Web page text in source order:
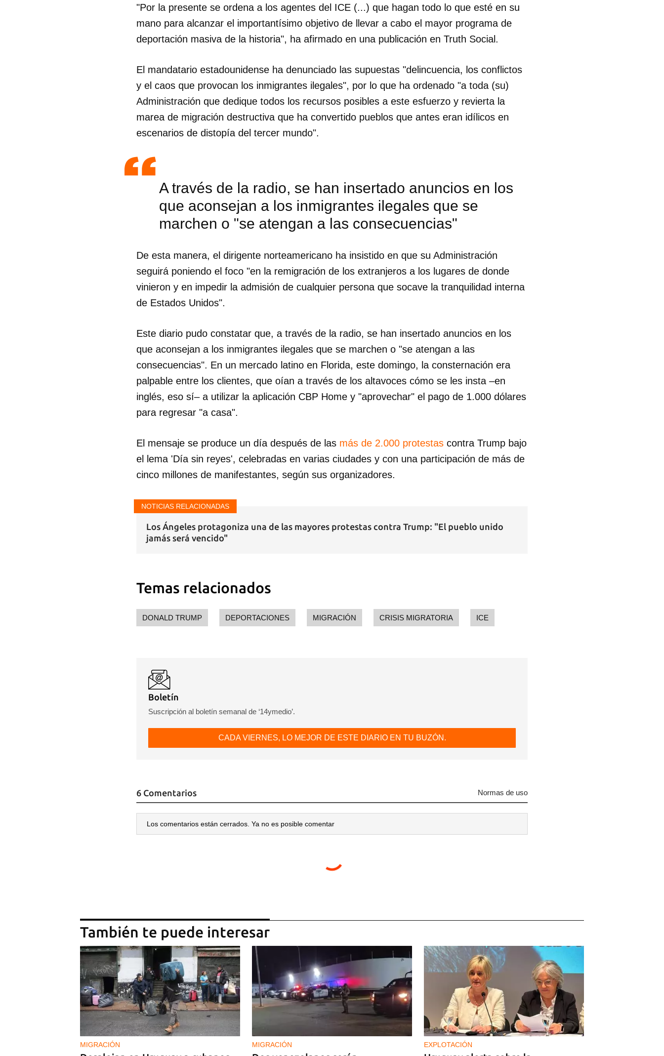
Para poder guardar como favorito, primero has de iniciar sesión con tu
cuenta de 14ymedio.
"Por la presente se ordena a los agentes del ICE (...) que hagan todo lo que esté en su
mano para alcanzar el importantísimo objetivo de llevar a cabo el mayor programa de
deportación masiva de la historia", ha afirmado en una publicación en Truth Social.
El mandatario estadounidense ha denunciado las supuestas "delincuencia, los conflictos
y el caos que provocan los inmigrantes ilegales", por lo que ha ordenado "a toda (su)
Administración que dedique todos los recursos posibles a este esfuerzo y revierta la
marea de migración destructiva que ha convertido pueblos que antes eran idílicos en
escenarios de distopía del tercer mundo".
A través de la radio, se han insertado anuncios en los
que aconsejan a los inmigrantes ilegales que se
marchen o "se atengan a las consecuencias"
De esta manera, el dirigente norteamericano ha insistido en que su Administración
seguirá poniendo el foco "en la remigración de los extranjeros a los lugares de donde
vinieron y en impedir la admisión de cualquier persona que socave la tranquilidad interna
de Estados Unidos".
Este diario pudo constatar que, a través de la radio, se han insertado anuncios en los
que aconsejan a los inmigrantes ilegales que se marchen o "se atengan a las
consecuencias". En un mercado latino en Florida, este domingo, la consternación era
palpable entre los clientes, que oían a través de los altavoces cómo se les insta –en
inglés, eso sí– a utilizar la aplicación CBP Home y "aprovechar" el pago de 1.000 dólares
para regresar "a casa".
El mensaje se produce un día después de las más de 2.000 protestas contra Trump bajo
el lema 'Día sin reyes', celebradas en varias ciudades y con una participación de más de
cinco millones de manifestantes, según sus organizadores.
NOTICIAS RELACIONADAS
Los Ángeles protagoniza una de las mayores protestas contra Trump: "El pueblo unido
jamás será vencido"
Temas relacionados
DONALD TRUMP DEPORTACIONES MIGRACIÓN CRISIS MIGRATORIA ICE
Boletín
Suscripción al boletín semanal de ‘14ymedio’.
CADA VIERNES, LO MEJOR DE ESTE DIARIO EN TU BUZÓN.
6 Comentarios Normas de uso
Los comentarios están cerrados. Ya no es posible comentar
También te puede interesar
MIGRACIÓN MIGRACIÓN EXPLOTACIÓN